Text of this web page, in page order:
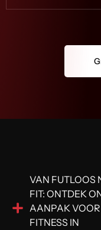
VAN FUTLOOS
FIT: ONTDEK
AANPAK VOOR
FITNESS IN